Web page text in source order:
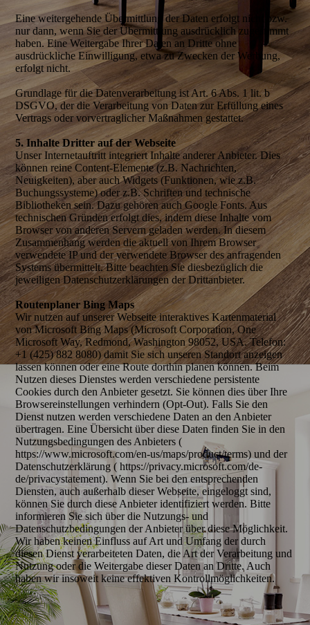
Eine weitergehende Übermittlung der Daten erfolgt nicht bzw.
nur dann, wenn Sie der Übermittlung ausdrücklich zugestimmt
haben. Eine Weitergabe Ihrer Daten an Dritte ohne
ausdrückliche Einwilligung, etwa zu Zwecken der Werbung,
erfolgt nicht.
Grundlage für die Datenverarbeitung ist Art. 6 Abs. 1 lit. b
DSGVO, der die Verarbeitung von Daten zur Erfüllung eines
Vertrags oder vorvertraglicher Maßnahmen gestattet.
5. Inhalte Dritter auf der Webseite
Unser Internetauftritt integriert Inhalte anderer Anbieter. Dies
können reine Content-Elemente (z.B. Nachrichten,
Neuigkeiten), aber auch Widgets (Funktionen, wie z.B.
Buchungssysteme) oder z.B. Schriften und technische
Bibliotheken sein. Dazu gehören auch Google Fonts. Aus
technischen Gründen erfolgt dies, indem diese Inhalte vom
Browser von anderen Servern geladen werden. In diesem
Zusammenhang werden die aktuell von Ihrem Browser
verwendete IP und der verwendete Browser des anfragenden
Systems übermittelt. Bitte beachten Sie diesbezüglich die
jeweiligen Datenschutzerklärungen der Drittanbieter.
Routenplaner Bing Maps
Wir nutzen auf unserer Webseite interaktives Kartenmaterial
von Microsoft Bing Maps (Microsoft Corporation, One
Microsoft Way, Redmond, Washington 98052, USA. Telefon:
+1 (425) 882 8080) damit Sie sich unseren Standort anzeigen
lassen können oder eine Route dorthin planen können. Beim
Nutzen dieses Dienstes werden verschiedene persistente
Cookies durch den Anbieter gesetzt. Sie können dies über Ihre
Browsereinstellungen verhindern (Opt-Out). Falls Sie den
Dienst nutzen werden verschiedene Daten an den Anbieter
übertragen. Eine Übersicht über diese Daten finden Sie in den
Nutzungsbedingungen des Anbieters (
https://www.microsoft.com/en-us/maps/product/terms) und der
Datenschutzerklärung ( https://privacy.microsoft.com/de-
de/privacystatement). Wenn Sie bei den entsprechenden
Diensten, auch außerhalb dieser Webseite, eingeloggt sind,
können Sie durch diese Anbieter identifiziert werden. Bitte
informieren Sie sich über die Nutzungs- und
Datenschutzbedingungen der Anbieter über diese Möglichkeit.
Wir haben keinen Einfluss auf Art und Umfang der durch
diesen Dienst verarbeiteten Daten, die Art der Verarbeitung und
Nutzung oder die Weitergabe dieser Daten an Dritte. Auch
haben wir insoweit keine effektiven Kontrollmöglichkeiten.